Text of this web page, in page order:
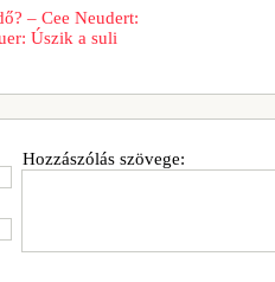
– Cee Neudert:
Úszik a suli
Hozzászólás szövege: